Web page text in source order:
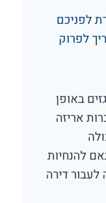
לפניכם
לפרוק
באופן
אריזה
להנחיות
דירה